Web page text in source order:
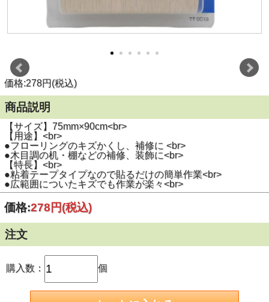
価格:278円(税込)
商品説明
【サイズ】75mm×90cm<br>
【用途】<br>
●フローリングのキズかくし、補修に <br>
●木目調の机・棚などの補修、装飾に<br>
【特長】<br>
●粘着テープタイプなので貼るだけの簡単作業<br>
●広範囲についたキズでも作業が楽々<br>
価格:278円(税込)
注文
購入数： 個